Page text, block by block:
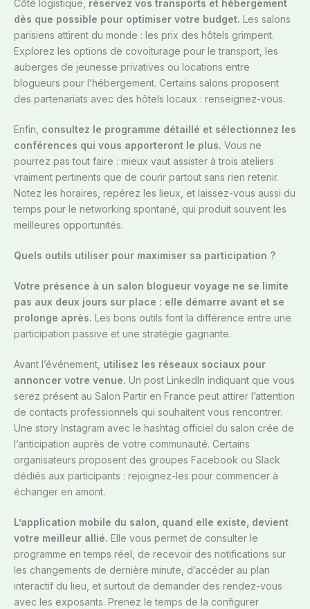
Côté logistique, réservez vos transports et hébergement
dès que possible pour optimiser votre budget. Les salons
parisiens attirent du monde : les prix des hôtels grimpent.
Explorez les options de covoiturage pour le transport, les
auberges de jeunesse privatives ou locations entre
blogueurs pour l’hébergement. Certains salons proposent
des partenariats avec des hôtels locaux : renseignez-vous.
Enfin, consultez le programme détaillé et sélectionnez les
conférences qui vous apporteront le plus. Vous ne
pourrez pas tout faire : mieux vaut assister à trois ateliers
vraiment pertinents que de courir partout sans rien retenir.
Notez les horaires, repérez les lieux, et laissez-vous aussi du
temps pour le networking spontané, qui produit souvent les
meilleures opportunités.
Quels outils utiliser pour maximiser sa participation ?
Votre présence à un salon blogueur voyage ne se limite
pas aux deux jours sur place : elle démarre avant et se
prolonge après. Les bons outils font la différence entre une
participation passive et une stratégie gagnante.
Avant l’événement, utilisez les réseaux sociaux pour
annoncer votre venue. Un post LinkedIn indiquant que vous
serez présent au Salon Partir en France peut attirer l’attention
de contacts professionnels qui souhaitent vous rencontrer.
Une story Instagram avec le hashtag officiel du salon crée de
l’anticipation auprès de votre communauté. Certains
organisateurs proposent des groupes Facebook ou Slack
dédiés aux participants : rejoignez-les pour commencer à
échanger en amont.
L’application mobile du salon, quand elle existe, devient
votre meilleur allié. Elle vous permet de consulter le
programme en temps réel, de recevoir des notifications sur
les changements de dernière minute, d’accéder au plan
interactif du lieu, et surtout de demander des rendez-vous
avec les exposants. Prenez le temps de la configurer